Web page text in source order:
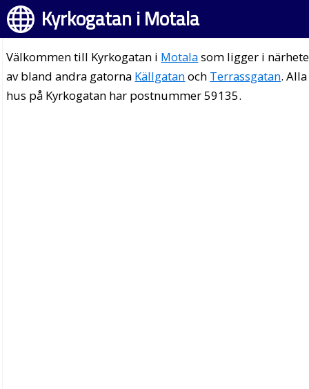
Kyrkogatan i Motala
Välkommen till Kyrkogatan i Motalasom ligger i
av bland andra gatorna Källgatanoch Terrassgatan. Alla
hus på Kyrkogatan har postnummer 59135.